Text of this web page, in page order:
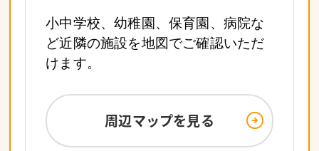
小中学校、幼稚園、保育園、病院な
ど近隣の施設を地図でご確認いただ
けます。
周辺マップを見る